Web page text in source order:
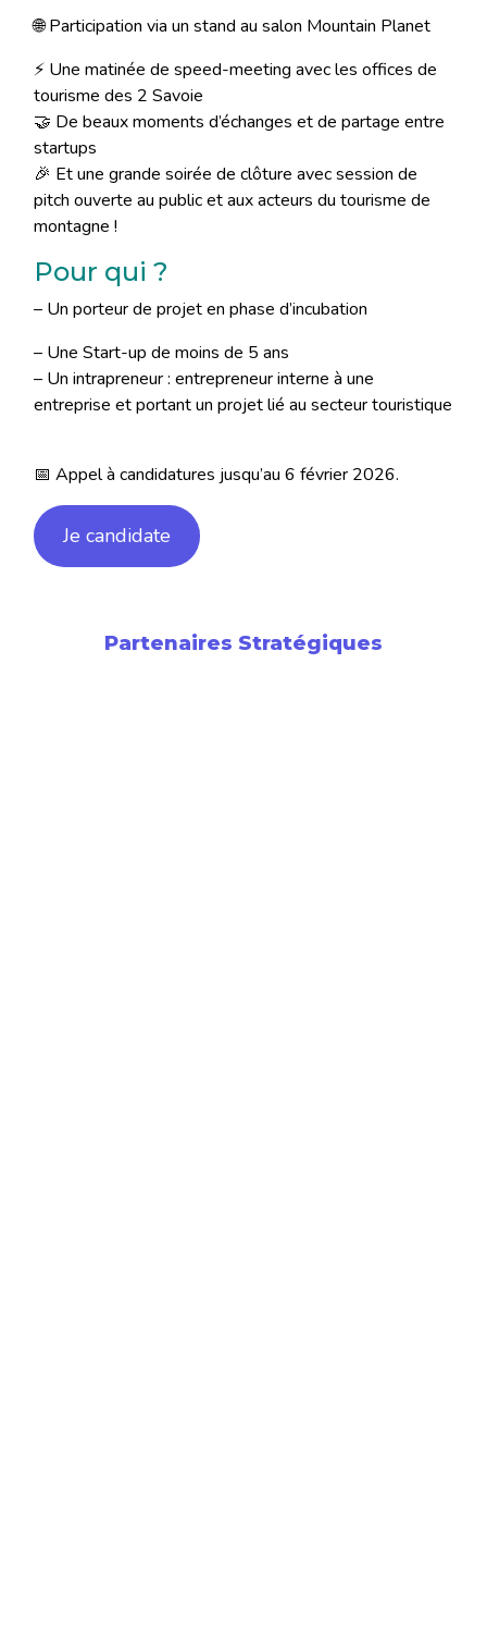
🌐 Participation via un stand au salon Mountain Planet
⚡ Une matinée de speed-meeting avec les offices de
tourisme des 2 Savoie
🤝 De beaux moments d’échanges et de partage entre
startups
🎉 Et une grande soirée de clôture avec session de
pitch ouverte au public et aux acteurs du tourisme de
montagne !
Pour qui ?
– Un porteur de projet en phase d’incubation
– Une Start-up de moins de 5 ans
– Un intrapreneur : entrepreneur interne à une
entreprise et portant un projet lié au secteur touristique
📅 Appel à candidatures jusqu’au 6 février 2026.
Je candidate
Partenaires Stratégiques